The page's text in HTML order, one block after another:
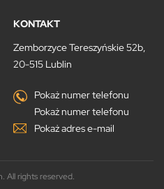
KONTAKT
Zemborzyce Tereszyńskie 52b,
20-515 Lublin
Pokaż numer telefonu
Pokaż numer telefonu
Pokaż adres e-mail
All rights reserved.